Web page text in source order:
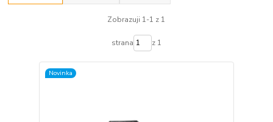
Zobrazuji 1-1 z 1
strana z 1
Novinka